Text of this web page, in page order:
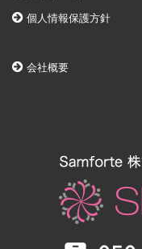
個人情報保護方針
会社概要